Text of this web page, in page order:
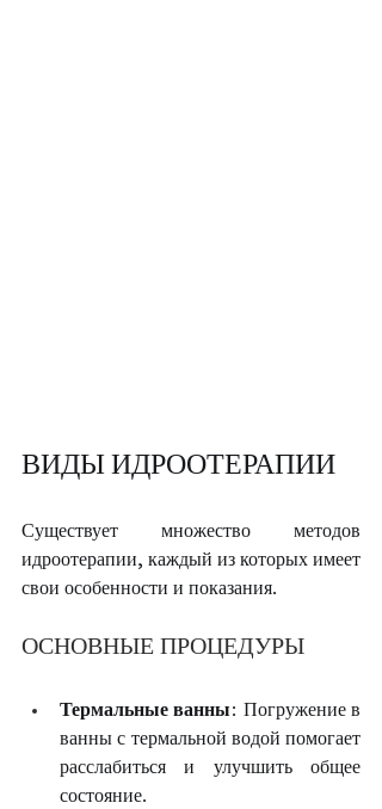
ВИДЫ ИДРООТЕРАПИИ
Существует множество методов
идроотерапии, каждый из которых имеет
свои особенности и показания.
ОСНОВНЫЕ ПРОЦЕДУРЫ
Термальные ванны: Погружение в
ванны с термальной водой помогает
расслабиться и улучшить общее
состояние.